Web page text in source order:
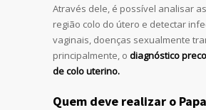
Através dele, é possível analisar
região colo do útero e detectar
vaginais, doenças sexualmente
principalmente, o diagnóstico
de colo uterino.
Quem deve realizar o